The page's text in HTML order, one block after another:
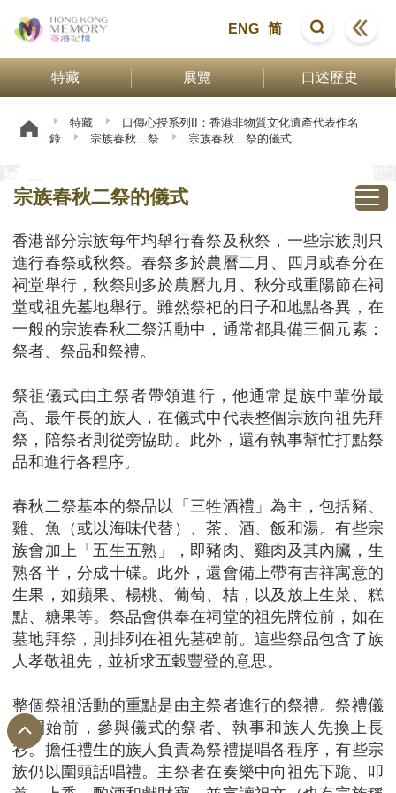
ENG 简
特藏 展覽 口述歷史
特藏
口傳心授系列II：香港非物質文化遺產代表作名
錄
宗族春秋二祭 宗族春秋二祭的儀式
宗族春秋二祭的儀式
香港部分宗族每年均舉行春祭及秋祭，一些宗族則只
進行春祭或秋祭。春祭多於農曆二月、四月或春分在
祠堂舉行，秋祭則多於農曆九月、秋分或重陽節在祠
堂或祖先墓地舉行。雖然祭祀的日子和地點各異，在
一般的宗族春秋二祭活動中，通常都具備三個元素：
祭者、祭品和祭禮。
祭祖儀式由主祭者帶領進行，他通常是族中輩份最
高、最年長的族人，在儀式中代表整個宗族向祖先拜
祭，陪祭者則從旁協助。此外，還有執事幫忙打點祭
品和進行各程序。
春秋二祭基本的祭品以「三牲酒禮」為主，包括豬、
雞、魚（或以海味代替）、茶、酒、飯和湯。有些宗
族會加上「五生五熟」，即豬肉、雞肉及其內臟，生
熟各半，分成十碟。此外，還會備上帶有吉祥寓意的
生果，如蘋果、楊桃、葡萄、桔，以及放上生菜、糕
點、糖果等。祭品會供奉在祠堂的祖先牌位前，如在
墓地拜祭，則排列在祖先墓碑前。這些祭品包含了族
人孝敬祖先，並祈求五穀豐登的意思。
整個祭祖活動的重點是由主祭者進行的祭禮。祭禮儀
式開始前，參與儀式的祭者、執事和族人先換上長
衫。擔任禮生的族人負責為祭禮提唱各程序，有些宗
族仍以圍頭話唱禮。主祭者在奏樂中向祖先下跪、叩